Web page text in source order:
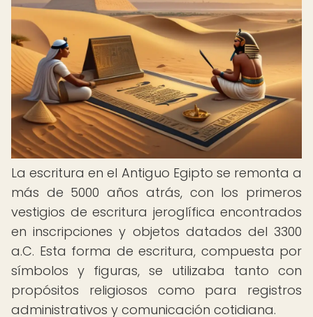
La escritura en el Antiguo Egipto se remonta a
más de 5000 años atrás, con los primeros
vestigios de escritura jeroglífica encontrados
en inscripciones y objetos datados del 3300
a.C. Esta forma de escritura, compuesta por
símbolos y figuras, se utilizaba tanto con
propósitos religiosos como para registros
administrativos y comunicación cotidiana.